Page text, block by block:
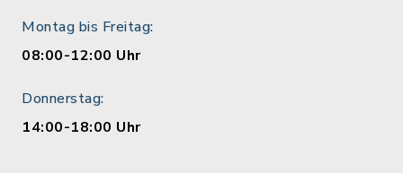
Montag bis Freitag:
08:00-12:00 Uhr
Donnerstag:
14:00-18:00 Uhr